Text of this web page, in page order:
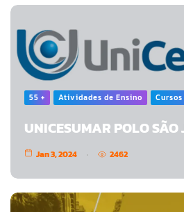
55 + Atividades de Ensino
UNICESUMAR POLO SÃO
Jan 3, 2024 2462